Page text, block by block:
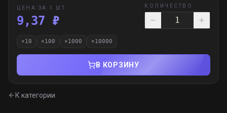
ЦЕНА ЗА 1 ШТ
9,37 ₽
КОЛИЧЕСТВО
×10 ×100 ×1000 ×10000
В КОРЗИНУ
К категории